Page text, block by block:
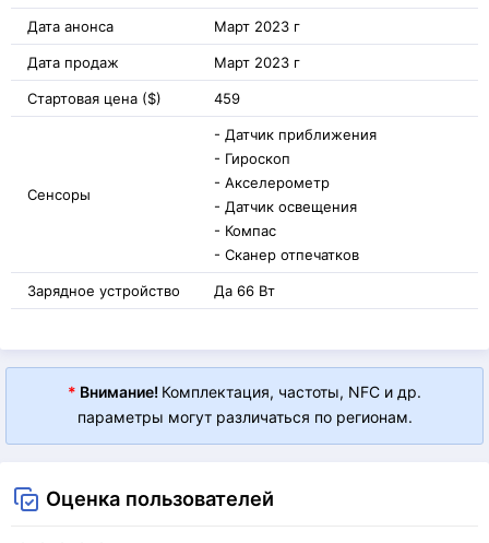
Дата анонса Март 2023 г
Дата продаж Март 2023 г
Стартовая цена ($) 459
Сенсоры
- Датчик приближения
- Гироскоп
- Акселерометр
- Датчик освещения
- Компас
- Сканер отпечатков
Зарядное устройство Да 66 Вт
* Внимание! Комплектация, частоты, NFC и др.
параметры могут различаться по регионам.
Оценка пользователей